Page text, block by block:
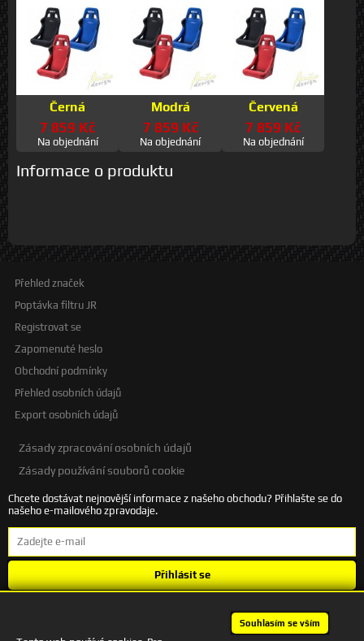
Černá
7 859 Kč
Na objednání
Modrá
7 859 Kč
Na objednání
Červená
7 859 Kč
Na objednání
Informace o produktu
Přehled značek
Poptávka filtru JR
Registrovat se
Zapomenuté heslo
Obchodní podmínky
Přehled osobních údajů
Export osobních údajů
Zásady zpracování osobních údajů
Zásady používání souborů cookie
Chcete dostávat nejnovější informace z našeho obchodu? Přihlašte se do
našeho e-mailového zpravodaje.
Přihlásit se
Souhlasím se vším